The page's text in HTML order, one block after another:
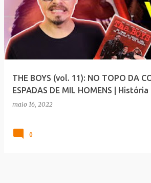
THE BOYS (vol. 11): NO TOPO DA
ESPADAS DE MIL HOMENS |
maio 16, 2022
0